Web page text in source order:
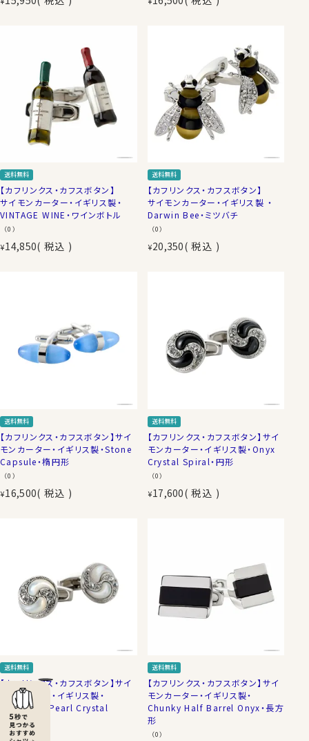
送料無料
【カフリンクス・カフスボタン】
サイモンカーター・イギリス製・
VINTAGE WINE・ワインボトル
（0）
¥14,850 税込
送料無料
【カフリンクス・カフスボタン】
サイモンカーター・イギリス製 ・
Darwin Bee・ミツバチ
（0）
¥20,350 税込
送料無料
【カフリンクス・カフスボタン】サイ
モンカーター・イギリス製・Stone
Capsule・楕円形
（0）
¥16,500 税込
送料無料
【カフリンクス・カフスボタン】サイ
モンカーター・イギリス製・Onyx
Crystal Spiral・円形
（0）
¥17,600 税込
送料無料
【カフリンクス・カフスボタン】サイ
モンカーター・イギリス製・
Mother Of Pearl Crystal
Spiral・円形
（0）
送料無料
【カフリンクス・カフスボタン】サイ
モンカーター・イギリス製・
Chunky Half Barrel Onyx・長方
形
（0）